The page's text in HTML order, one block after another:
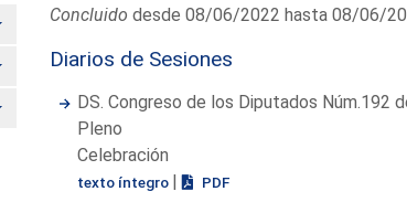
Alternar
Alternar
Alternar
Concluido desde 08/06/2022 hasta 08/06/
Diarios de Sesiones
DS. Congreso de los Diputados Núm.192
Pleno
Celebración
texto íntegro | PDF